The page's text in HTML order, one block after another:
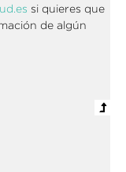
si quieres que
de algún